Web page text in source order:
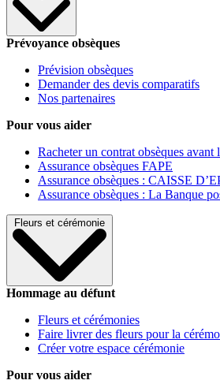
Prévoyance obsèques
Prévision obsèques
Demander des devis comparatifs
Nos partenaires
Pour vous aider
Racheter un contrat obsèques avant
Assurance obsèques FAPE
Assurance obsèques : CAISSE
Assurance obsèques : La Banque
Fleurs et cérémonie
Hommage au défunt
Fleurs et cérémonies
Faire livrer des fleurs pour la
Créer votre espace cérémonie
Pour vous aider